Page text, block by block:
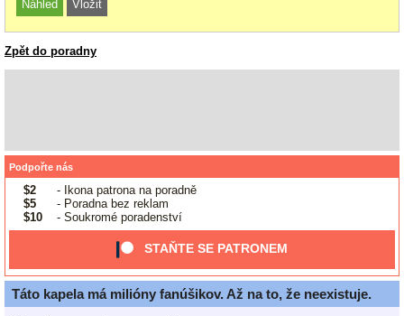
Zpět do poradny
Podpořte nás
$2
- Ikona patrona na poradně
$5
- Poradna bez reklam
$10
- Soukromé poradenství
STAŇTE SE PATRONEM
Táto kapela má milióny fanúšikov. Až na to, že neexistuje.